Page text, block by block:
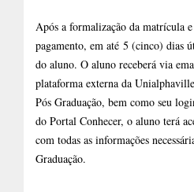
Após a formalização da matrícula
pagamento, em até 5 (cinco) dias
do aluno. O aluno receberá via
plataforma externa da
Pós Graduação, bem como seu
do Portal Conhecer, o aluno terá
com todas as informações
Graduação.